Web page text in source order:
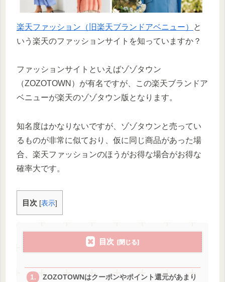
楽天ファッション（旧楽天ブランドアベニュー）
と
いう楽天のファッションサイトを知っていますか？
ファッションサイトといえばゾゾタウン
（ZOZOTOWN）が有名ですが、この楽天ブランドア
ベニューが楽天のゾゾタウン版となります。
知名度はかなりないですが、ゾゾタウンと売ってい
るものが非常に似ており、仮に同じ商品があった場
合、楽天ファッションのほうがお得な場合がお得な
確率大です。
目次 [表示]
目次
ZOZOTOWNはクーポンやポイント還元があまり